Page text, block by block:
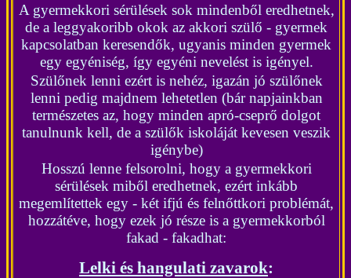
A gyermekkori sérülések sok mindenből eredhetnek,
de a leggyakoribb okok az akkori szülő - gyermek
kapcsolatban keresendők, ugyanis minden gyermek
egy egyéniség, így egyéni nevelést is igényel.
Szülőnek lenni ezért is nehéz, igazán jó szülőnek
lenni pedig majdnem lehetetlen (bár napjainkban
természetes az, hogy minden apró-cseprő dolgot
tanulnunk kell, de a szülők iskoláját kevesen veszik
igénybe)
Hosszú lenne felsorolni, hogy a gyermekkori
sérülések miből eredhetnek, ezért inkább
megemlítettek egy - két ifjú és felnőttkori problémát,
hozzátéve, hogy ezek jó része is a gyermekkorból
fakad - fakadhat:
Lelki és hangulati zavarok: